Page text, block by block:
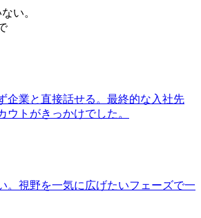
い。
企業と直接話せる。最終的な入社先
ウトがきっかけでした。
。視野を一気に広げたいフェーズで一